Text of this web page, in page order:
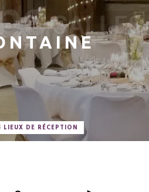
LIEUX DE RÉCEPTION